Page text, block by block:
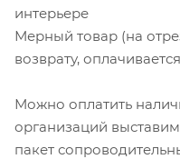
интерьере
Мерный товар (на
возврату,
Можно оплатить
организаций
пакет